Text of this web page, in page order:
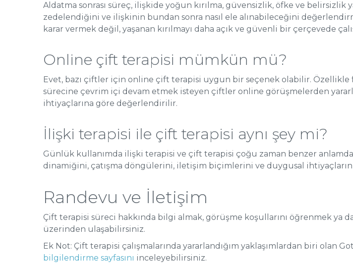
Aldatma sonrası süreç, ilişkide yoğun kırılma, güvensizlik, öfke ve
zedelendiğini ve ilişkinin bundan sonra nasıl ele alınabileceğini
karar vermek değil, yaşanan kırılmayı daha açık ve güvenli bir çerçevede
Online çift terapisi mümkün mü?
Evet, bazı çiftler için online çift terapisi uygun bir seçenek olabilir. Özellikle
sürecine çevrim içi devam etmek isteyen çiftler online görüşmelerden
ihtiyaçlarına göre değerlendirilir.
İlişki terapisi ile çift terapisi aynı şey mi?
Günlük kullanımda ilişki terapisi ve çift terapisi çoğu zaman benzer
dinamiğini, çatışma döngülerini, iletişim biçimlerini ve duygusal
Randevu ve İletişim
Çift terapisi süreci hakkında bilgi almak, görüşme koşullarını öğrenmek ya
üzerinden ulaşabilirsiniz.
Ek Not: Çift terapisi çalışmalarında yararlandığım yaklaşımlardan biri olan
bilgilendirme sayfasını inceleyebilirsiniz.